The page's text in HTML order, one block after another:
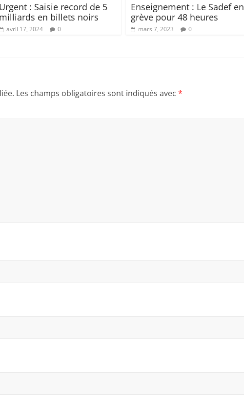
Urgent : Saisie record de 5
milliards en billets noirs
avril 17, 2024 0
Enseignement : Le Sadef en
grève pour 48 heures
mars 7, 2023 0
Les champs obligatoires sont indiqués avec *